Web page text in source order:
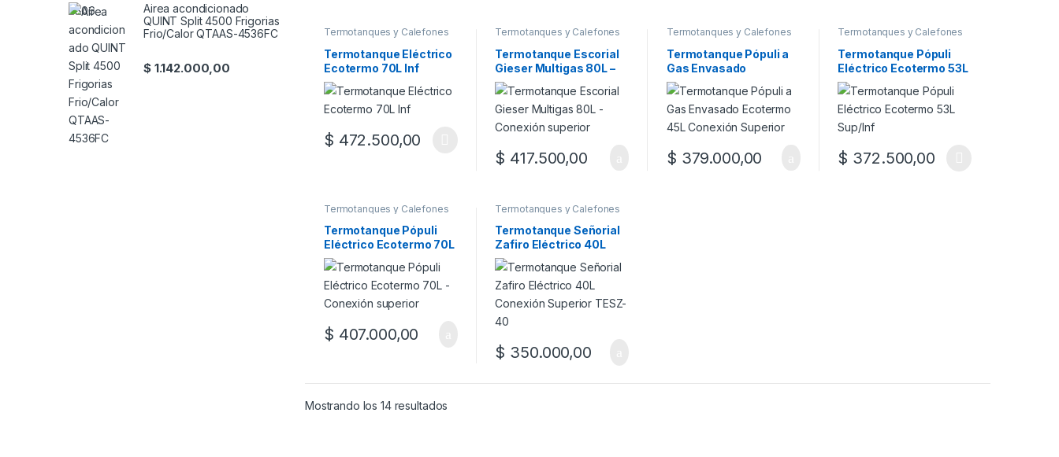
Termotanques y Calefones
Termotanque Eléctrico
Ecotermo 70L Inf
$ 472.500,00
Este producto tiene múltiples variantes. Las opciones se pueden elegir en la página de producto
Termotanques y Calefones
Termotanque Escorial
Gieser Multigas 80L –
Conexión superior
$ 417.500,00
Termotanques y Calefones
Termotanque Pópuli a
Gas Envasado
Ecotermo 45L Conexión
Superior
$ 379.000,00
Termotanques y Calefones
Termotanque Pópuli
Eléctrico Ecotermo 53L
Sup/Inf
$ 372.500,00
Este producto tiene múltiples variantes.
Termotanques y Calefones
Termotanque Pópuli
Eléctrico Ecotermo 70L
– Conexión superior
$ 407.000,00
Termotanques y Calefones
Termotanque Señorial
Zafiro Eléctrico 40L
Conexión Superior
TESZ-40
$ 350.000,00
Mostrando los 14 resultados
Airea acondicionado
QUINT Split 4500 Frigorias
Frio/Calor QTAAS-4536FC
$1.142.000,00